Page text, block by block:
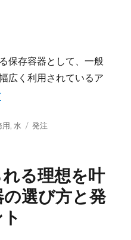
保存容器として、一般
広く利用されているア
が変える業務用現場の保存
用,水
タ
発注
る理想を叶
選び方と発